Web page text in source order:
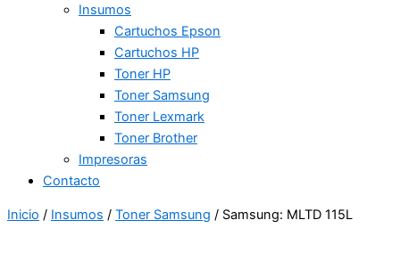
Insumos
Cartuchos Epson
Cartuchos HP
Toner HP
Toner Samsung
Toner Lexmark
Toner Brother
Impresoras
Contacto
Inicio / Insumos / Toner Samsung / Samsung: MLTD 115L